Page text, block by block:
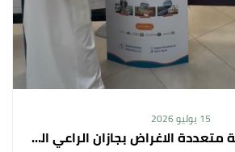
15 يوليو 2026
الجمعية التعاونية متعددة الاغراض بجازان الراعي الرسمي لمعرض اليوم الدولي للتعاونيات لعام ٢٠٢٦